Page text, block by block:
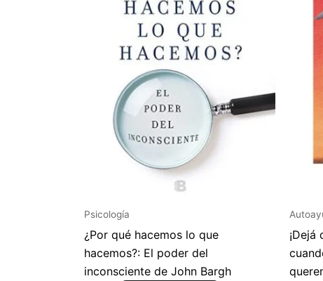
Psicología
¿Por qué hacemos lo que
hacemos?: El poder del
inconsciente de John Bargh